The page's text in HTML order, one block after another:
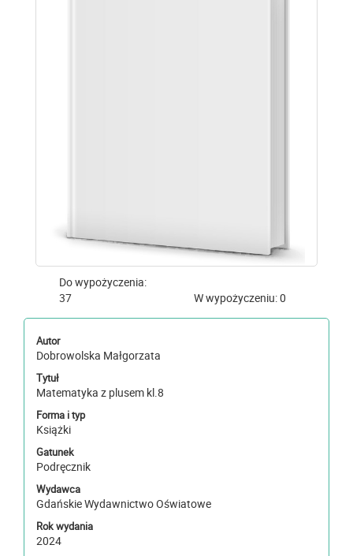
Do wypożyczenia:
37
W wypożyczeniu: 0
Autor
Dobrowolska Małgorzata
Tytuł
Matematyka z plusem kl.8
Forma i typ
Książki
Gatunek
Podręcznik
Wydawca
Gdańskie Wydawnictwo Oświatowe
Rok wydania
2024